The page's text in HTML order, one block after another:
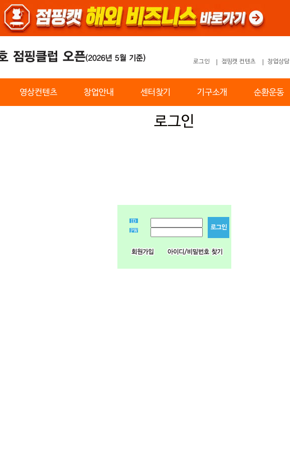
로그인 점핑캣 컨텐츠 창업상담
영상컨텐츠 창업안내 센터찾기 기구소개 순환운동
로그인